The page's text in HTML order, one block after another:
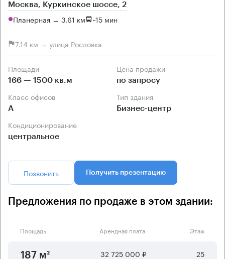
Москва, Куркинское шоссе, 2
Планерная → 3.61 км ~15 мин
7.14 км → улица Рословка
Площади
166 — 1500 кв.м
Цена продажи
по запросу
Класс офисов
А
Тип здания
Бизнес-центр
Кондиционирование
центральное
Позвонить Получить презентацию
Предложения по продаже в этом здании:
Площадь Арендная плата Этаж
187 м² 32 725 000 ₽ 25